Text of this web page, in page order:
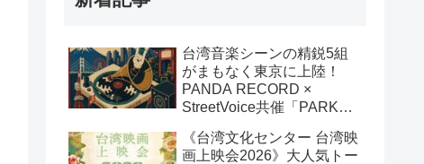
台湾音楽シーンの精鋭5組
がまもなく東京に上陸！
PANDA RECORD ×
StreetVoice共催「PARK
好評発売中！
《台湾文化センター 台湾映
画上映会2026》大人気トー